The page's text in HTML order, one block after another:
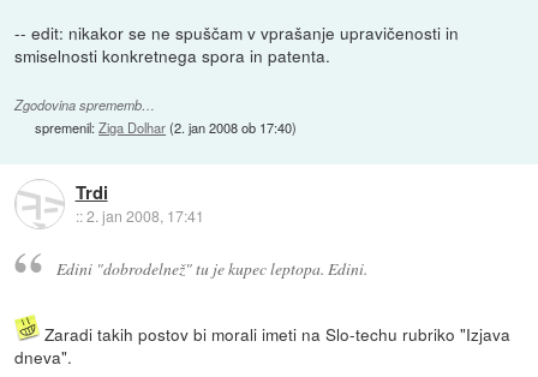
-- edit: nikakor se ne spuščam v vprašanje upravičenosti in
smiselnosti konkretnega spora in patenta.
Zgodovina sprememb…
spremenil:Ziga Dolhar(2. jan 2008 ob 17:40)
Trdi
::2. jan 2008, 17:41
Edini "dobrodelnež" tu je kupec leptopa. Edini.
Zaradi takih postov bi morali imeti na Slo-techu rubriko "Izjava
dneva".